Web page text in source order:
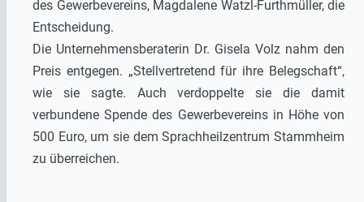
des Gewerbevereins, Magdalene Watzl-Furthmüller, die
Entscheidung.
Die Unternehmensberaterin Dr. Gisela Volz nahm den
Preis entgegen. „Stellvertretend für ihre Belegschaft“,
wie sie sagte. Auch verdoppelte sie die damit
verbundene Spende des Gewerbevereins in Höhe von
500 Euro, um sie dem Sprachheilzentrum Stammheim
zu überreichen.